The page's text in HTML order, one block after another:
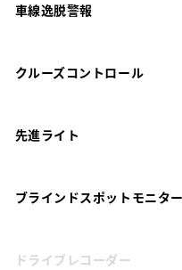
車線逸脱警報
クルーズコントロール
先進ライト
ブラインドスポットモニタ
ドライブレコーダー